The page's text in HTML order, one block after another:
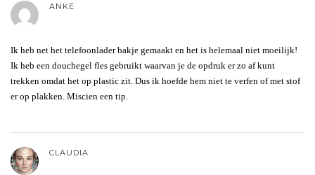
ANKE
Ik heb net het telefoonlader bakje gemaakt en het is helemaal niet moeilijk!
Ik heb een douchegel fles gebruikt waarvan je de opdruk er zo af kunt
trekken omdat het op plastic zit. Dus ik hoefde hem niet te verfen of met stof
er op plakken. Miscien een tip.
CLAUDIA